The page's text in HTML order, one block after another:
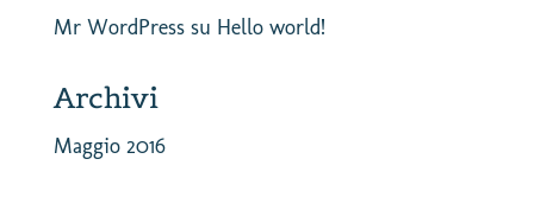
Mr WordPresssu Hello world!
Archivi
Maggio 2016